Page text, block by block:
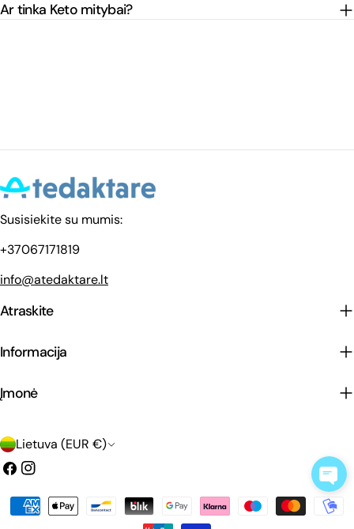
Ar tinka Keto mitybai?
Susisiekite su mumis:
+37067171819
info@atedaktare.lt
Atraskite
Informacija
Įmonė
Š
a
Lietuva (EUR €)
Facebook
Instagramas
Mokėjimo